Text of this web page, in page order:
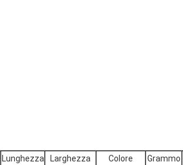
Lunghezza
Larghezza
Colore
Grammo